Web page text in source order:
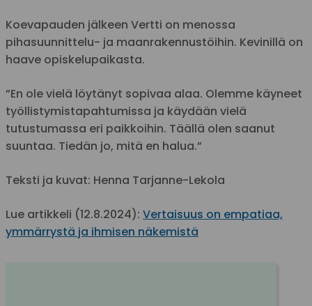
Koevapauden jälkeen Vertti on menossa
pihasuunnittelu- ja maanrakennustöihin. Kevinillä on
haave opiskelupaikasta.
”En ole vielä löytänyt sopivaa alaa. Olemme käyneet
työllistymistapahtumissa ja käydään vielä
tutustumassa eri paikkoihin. Täällä olen saanut
suuntaa. Tiedän jo, mitä en halua.”
Teksti ja kuvat: Henna Tarjanne-Lekola
Lue artikkeli (12.8.2024): Vertaisuus on empatiaa,
ymmärrystä ja ihmisen näkemistä